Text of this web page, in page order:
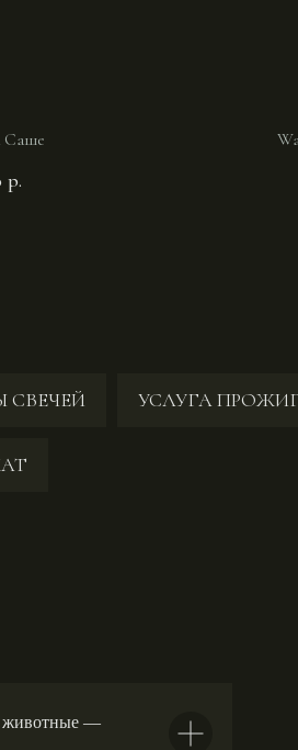
Саше
р.
СВЕЧЕЙ УСЛУГА
животные —